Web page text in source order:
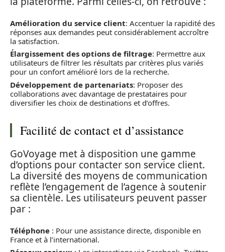
Amélioration du service client: Accentuer la rapidité des
réponses aux demandes peut considérablement accroître
la satisfaction.
Élargissement des options de filtrage: Permettre aux
utilisateurs de filtrer les résultats par critères plus variés
pour un confort amélioré lors de la recherche.
Développement de partenariats: Proposer des
collaborations avec davantage de prestataires pour
diversifier les choix de destinations et d’offres.
Facilité de contact et d’assistance
GoVoyage met à disposition une gamme
d’options pour contacter son service client.
La diversité des moyens de communication
reflète l’engagement de l’agence à soutenir
sa clientèle. Les utilisateurs peuvent passer
par :
Téléphone : Pour une assistance directe, disponible en
France et à l’international.